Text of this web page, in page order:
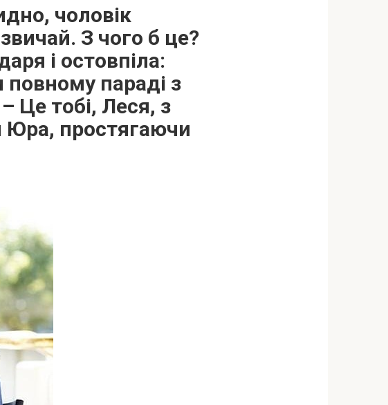
чоловік
З чого б це?
і остовпіла:
повному параді з
Це тобі, Леся, з
Юра, простягаючи